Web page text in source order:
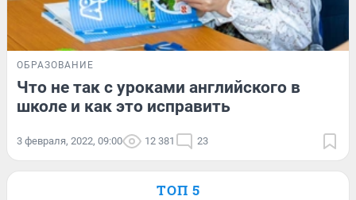
ОБРАЗОВАНИЕ
Что не так с уроками английского в
школе и как это исправить
3 февраля, 2022, 09:00 12 381 23
ТОП 5